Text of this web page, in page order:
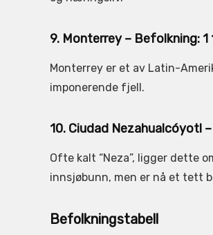
9. Monterrey – Befolkning: 1
Monterrey er et av Latin-
imponerende fjell.
10. Ciudad Nezahualcóyotl
Ofte kalt “Neza”, ligger dette
innsjøbunn, men er nå et tett
Befolkningstabell